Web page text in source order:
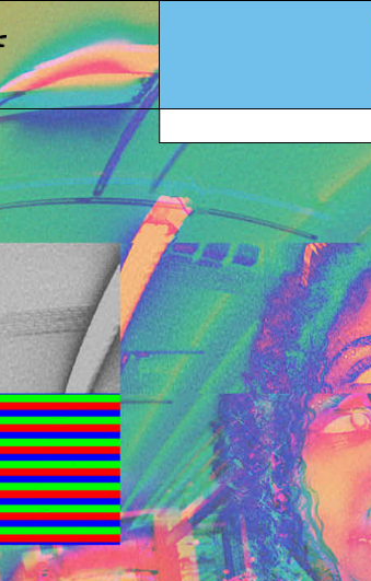
15. August 2024 findet
Kanal K ein Sommerfest statt.
sich die Türen. Es gibt eine Bar
du dich vonAda Lokma
so dass du bestimmt nicht
gehen musst.
dudettefür musikalische
Anschluss übernimmtThe
DJ-Set.